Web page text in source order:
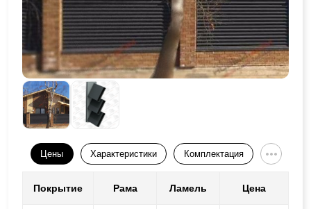
Цены Характеристики Комплектация
Покрытие Рама Ламель Цена